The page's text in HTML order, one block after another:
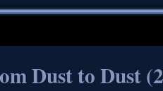
Dust to Dust